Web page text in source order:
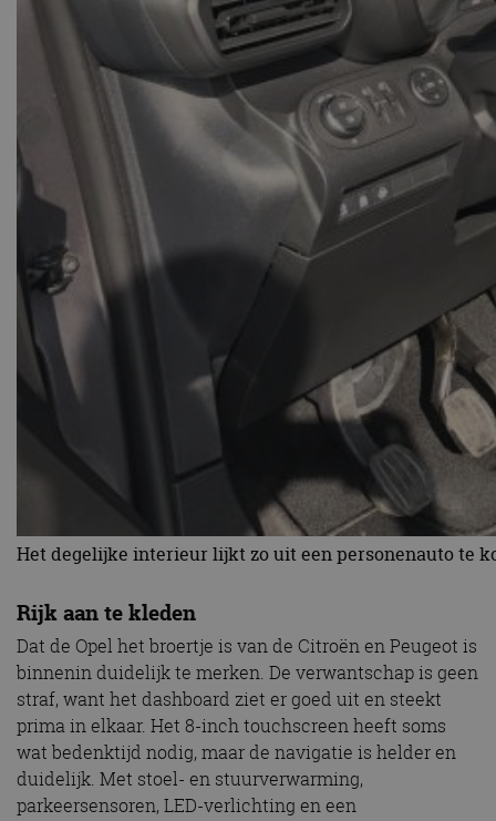
Het degelijke interieur lijkt zo uit een personenauto te
Rijk aan te kleden
Dat de Opel het broertje is van de Citroën en Peugeot is
binnenin duidelijk te merken. De verwantschap is geen
straf, want het dashboard ziet er goed uit en steekt
prima in elkaar. Het 8-inch touchscreen heeft soms
wat bedenktijd nodig, maar de navigatie is helder en
duidelijk. Met stoel- en stuurverwarming,
parkeersensoren, LED-verlichting en een